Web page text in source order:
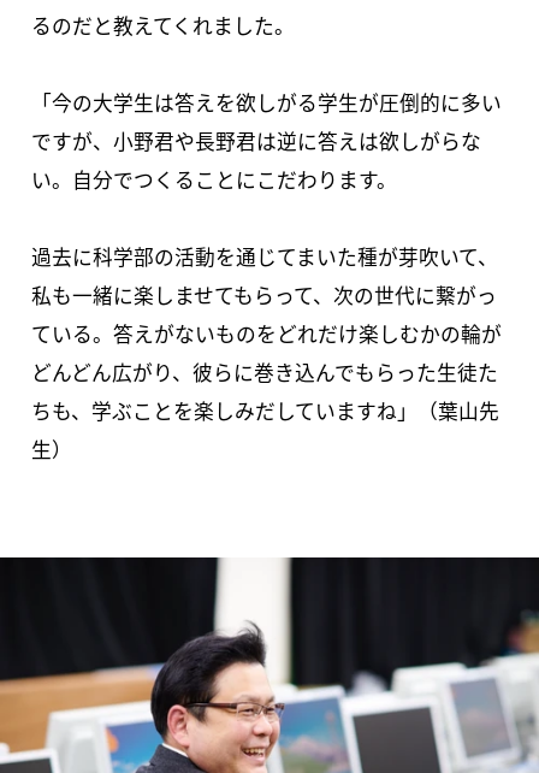
るのだと教えてくれました。
「今の大学生は答えを欲しがる学生が圧倒的に多い
ですが、小野君や長野君は逆に答えは欲しがらな
い。自分でつくることにこだわります。
過去に科学部の活動を通じてまいた種が芽吹いて、
私も一緒に楽しませてもらって、次の世代に繋がっ
ている。答えがないものをどれだけ楽しむかの輪が
どんどん広がり、彼らに巻き込んでもらった生徒た
ちも、学ぶことを楽しみだしていますね」（葉山先
生）